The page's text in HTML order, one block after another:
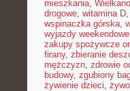
mieszkania,
drogowe, witamina D,
wspinaczka górska,
wyjazdy weekendowe
zakupy spożywcze
firany, zbieranie
mężczyzn, zdrowie
budowy, zgubiony
żywienie dzieci,